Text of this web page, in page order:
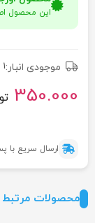
این محصول
موجودی انبار:1 محصول
350.000
ارسال سریع با
محصولات مرتبط